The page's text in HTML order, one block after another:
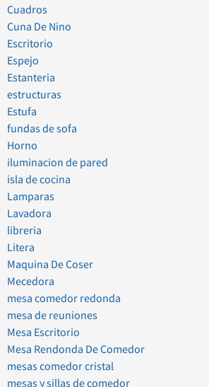
Cuadros
Cuna De Nino
Escritorio
Espejo
Estanteria
estructuras
Estufa
fundas de sofa
Horno
iluminacion de pared
isla de cocina
Lamparas
Lavadora
libreria
Litera
Maquina De Coser
Mecedora
mesa comedor redonda
mesa de reuniones
Mesa Escritorio
Mesa Rendonda De Comedor
mesas comedor cristal
mesas y sillas de comedor